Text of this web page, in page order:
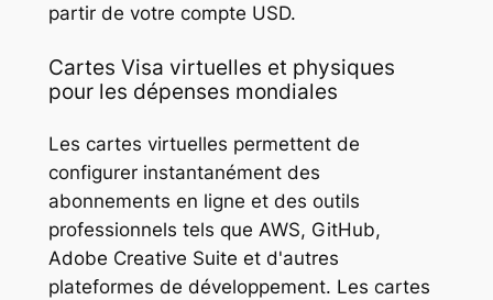
partir de votre compte USD.
Cartes Visa virtuelles et physiques
pour les dépenses mondiales
Les cartes virtuelles permettent de
configurer instantanément des
abonnements en ligne et des outils
professionnels tels que AWS, GitHub,
Adobe Creative Suite et d'autres
plateformes de développement. Les cartes